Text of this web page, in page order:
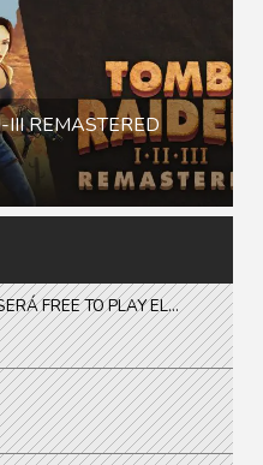
III REMASTERED
FREE TO PLAY EL...